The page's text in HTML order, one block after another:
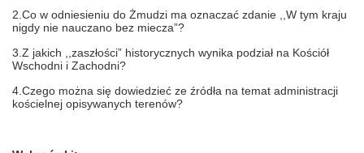
2.Co w odniesieniu do Żmudzi ma oznaczać zdanie ,,W tym kraju
nigdy nie nauczano bez miecza”?
3.Z jakich ,,zaszłości” historycznych wynika podział na Kościół
Wschodni i Zachodni?
4.Czego można się dowiedzieć ze źródła na temat administracji
kościelnej opisywanych terenów?